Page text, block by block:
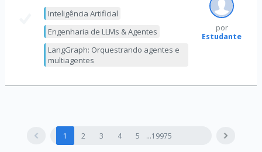
Inteligência Artificial
Engenharia de LLMs & Agentes
LangGraph: Orquestrando agentes e
multiagentes
por
Estudante
1 2 3 4 5 19975